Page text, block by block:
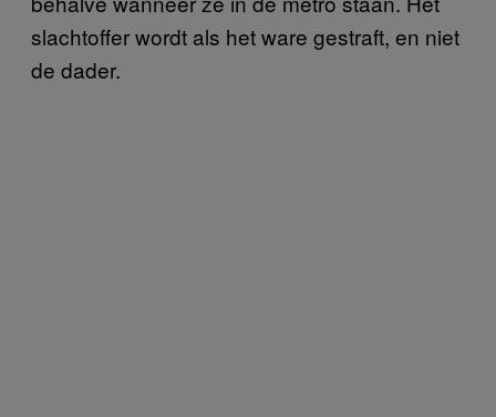
slachtoffer wordt als het ware gestraft, en niet
de dader.